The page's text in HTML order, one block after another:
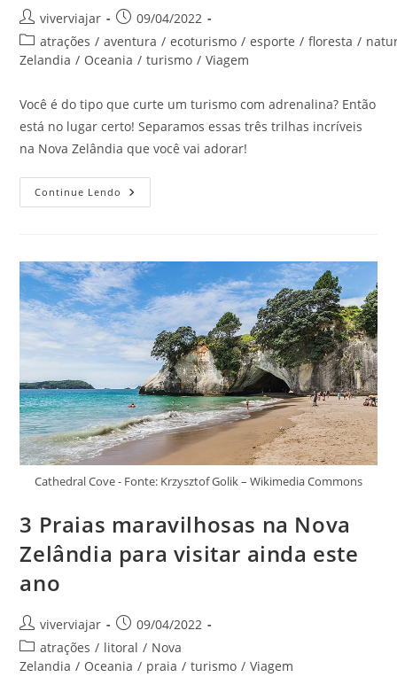
Autor
do
post:
viverviajar
Post
publicado:
09/04/2022
Categoria
do
atrações / aventura / ecoturismo / esporte / floresta /
Zelandia / Oceania / turismo / Viagem
Você é do tipo que curte um turismo com adrenalina? Então
está no lugar certo! Separamos essas três trilhas incríveis
na Nova Zelândia que você vai adorar!
Continue Lendo Trilhas
Incríveis
Vão
Deixar
As
Férias
Deste
Ano
Perfeitas
Cathedral Cove - Fonte: Krzysztof Golik – Wikimedia Commons
3 Praias maravilhosas na Nova
Zelândia para visitar ainda este
ano
Autor
do
post:
viverviajar
Post
publicado:
09/04/2022
Categoria
do
atrações / litoral / Nova
Zelandia / Oceania / praia / turismo / Viagem